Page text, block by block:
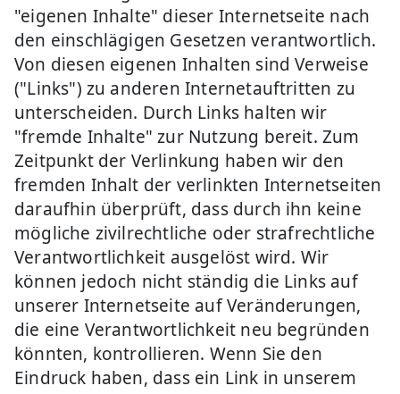
"eigenen Inhalte" dieser Internetseite nach
den einschlägigen Gesetzen verantwortlich.
Von diesen eigenen Inhalten sind Verweise
("Links") zu anderen Internetauftritten zu
unterscheiden. Durch Links halten wir
"fremde Inhalte" zur Nutzung bereit. Zum
Zeitpunkt der Verlinkung haben wir den
fremden Inhalt der verlinkten Internetseiten
daraufhin überprüft, dass durch ihn keine
mögliche zivilrechtliche oder strafrechtliche
Verantwortlichkeit ausgelöst wird. Wir
können jedoch nicht ständig die Links auf
unserer Internetseite auf Veränderungen,
die eine Verantwortlichkeit neu begründen
könnten, kontrollieren. Wenn Sie den
Eindruck haben, dass ein Link in unserem